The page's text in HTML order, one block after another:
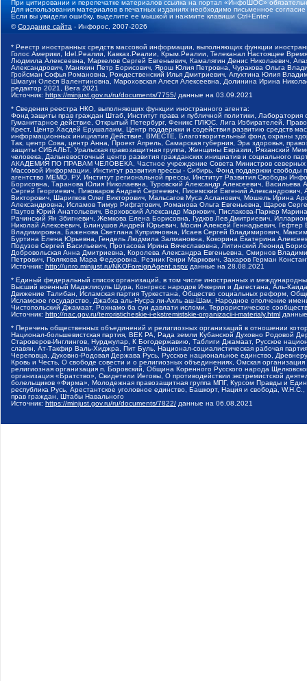
При цитировании и перепечатке материалов ссылка на портал «ИнфоШОС»
Для использования материалов в печатных изданиях необходимо письменное
Если вы увидели ошибку, выделите ее мышкой и нажмите клавиши Ctrl+Enter
©Создание сайта - Инфорос, 2007-2026
* Реестр иностранных средств массовой информации, выполняющих функции
Голос Америки, Idel.Реалии, Кавказ.Реалии, Крым.Реалии, Телеканал Настоящее
Людмила Алексеевна, Маркелов Сергей Евгеньевич, Камалягин Денис Николаевич,
Александрович, Маняхин Петр Борисович, Ярош Юлия Петровна, Чуракова Ольга
Гройсман Софья Романовна, Рождественский Илья Дмитриевич, Апухтина Юлия
Шмагун Олеся Валентиновна, Мароховская Алеся Алексеевна, Долинина Ирина
редактор 2021, Вега 2021
Источник: https://minjust.gov.ru/ru/documents/7755/ данные на 03.09.2021
* Сведения реестра НКО, выполняющих функции иностранного агента:
Фонд защиты прав граждан Штаб, Институт права и публичной политики,
Гуманитарное действие, Открытый Петербург, Феникс ПЛЮС, Лига Избирателей,
Крест, Центр Хасдей Ерушалаим, Центр поддержки и содействия развитию средств
информационных инициатив Действие, ВМЕСТЕ, Благотворительный фонд охраны
Так, центр Сова, центр Анна, Проект Апрель, Самарская губерния, Эра здоровья,
защиты СИБАЛЬТ, Уральская правозащитная группа, Женщины Евразии, Рязанский
человека, Дальневосточный центр развития гражданских инициатив и социального
АКАДЕМИЯ ПО ПРАВАМ ЧЕЛОВЕКА, Частное учреждение Совета Министров северных
Массовой Информации, Институт развития прессы - Сибирь, Фонд поддержки
агентство МЕМО. РУ, Институт региональной прессы, Институт Развития Свободы
Борисовна, Таранова Юлия Николаевна, Туровский Александр Алексеевич,
Сергей Георгиевич, Пивоваров Андрей Сергеевич, Писемский Евгений
Викторович, Шарипков Олег Викторович, Мальсагов Муса Асланович, Мошель Ирина
Александровна, Исламов Тимур Рифгатович, Романова Ольга Евгеньевна, Щаров
Паутов Юрий Анатольевич, Верховский Александр Маркович, Пислакова-Паркер
Рачинский Ян Збигневич, Жемкова Елена Борисовна, Гудков Лев Дмитриевич,
Николай Алексеевич, Блинушов Андрей Юрьевич, Мосин Алексей Геннадьевич,
Владимировна, Баженова Светлана Куприяновна, Исаев Сергей Владимирович,
Буртина Елена Юрьевна, Гендель Людмила Залмановна, Кокорина Екатерина
Подузов Сергей Васильевич, Протасова Ирина Вячеславовна, Литинский Леонид
Добровольская Анна Дмитриевна, Королева Александра Евгеньевна, Смирнов
Петрович, Полякова Мара Федоровна, Резник Генри Маркович, Захаров Герман
Источник: http://unro.minjust.ru/NKOForeignAgent.aspx данные на 28.08.2021
* Единый федеральный список организаций, в том числе иностранных и
Высший военный Маджлисуль Шура, Конгресс народов Ичкерии и Дагестана, Аль-
Движение Талибан, Исламская партия Туркестана, Общество социальных реформ,
Исламское государство, Джабха аль-Нусра ли-Ахль аш-Шам, Народное ополчение
Чистопольский Джамаат, Рохнамо ба суи давлати исломи, Террористическое
Источник: http://nac.gov.ru/terroristicheskie-i-ekstremistskie-organizacii-i-materialy.html
* Перечень общественных объединений и религиозных организаций в отношении
Национал-большевистская партия, ВЕК РА, Рада земли Кубанской Духовно Родовой
Староверов-Инглингов, Нурджулар, К Богодержавию, Таблиги Джамаат, Русское
славян, Ат-Такфир Валь-Хиджра, Пит Буль, Национал-социалистическая рабочая
Череповца, Духовно-Родовая Держава Русь, Русское национальное единство,
Кровь и Честь, О свободе совести и о религиозных объединениях, Омская
религиозная организация п. Боровский, Община Коренного Русского народа
организация «Братство», Свидетели Иеговы, О противодействии экстремистской
болельщиков «Фирма», Молодежная правозащитная группа МПГ, Курсом Правды и
республика Русь, Арестантское уголовное единство, Башкорт, Нация и свобода,
прав граждан, Штабы Навального
Источник: https://minjust.gov.ru/ru/documents/7822/ данные на 06.08.2021